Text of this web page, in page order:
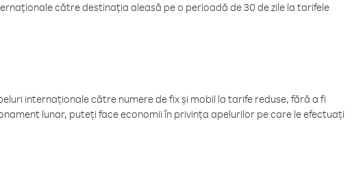
către destinația aleasă pe o perioadă de 30 de zile la tarifele
internaționale către numere de fix și mobil la tarife reduse, fără a fi
lunar, puteți face economii în privința apelurilor pe care le efectuați